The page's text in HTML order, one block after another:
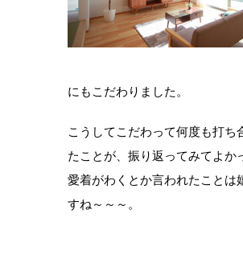
にもこだわりました。
こうしてこだわって何度も打ち
たことが、振り返ってみてよか
愛着がわくとか言われたことは
すね～～～。